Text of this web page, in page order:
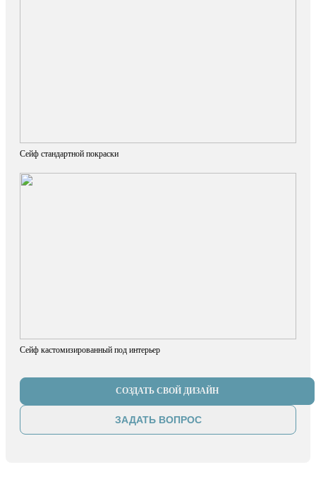
Сейф стандартной покраски
Сейф кастомизированный под интерьер
СОЗДАТЬ СВОЙ ДИЗАЙН
ЗАДАТЬ ВОПРОС